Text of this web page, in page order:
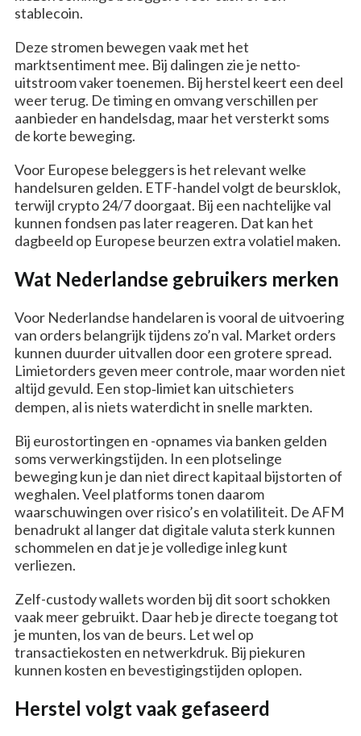
stablecoin.
Deze stromen bewegen vaak met het
marktsentiment mee. Bij dalingen zie je netto-
uitstroom vaker toenemen. Bij herstel keert een deel
weer terug. De timing en omvang verschillen per
aanbieder en handelsdag, maar het versterkt soms
de korte beweging.
Voor Europese beleggers is het relevant welke
handelsuren gelden. ETF-handel volgt de beursklok,
terwijl crypto 24/7 doorgaat. Bij een nachtelijke val
kunnen fondsen pas later reageren. Dat kan het
dagbeeld op Europese beurzen extra volatiel maken.
Wat Nederlandse gebruikers merken
Voor Nederlandse handelaren is vooral de uitvoering
van orders belangrijk tijdens zo’n val. Market orders
kunnen duurder uitvallen door een grotere spread.
Limietorders geven meer controle, maar worden niet
altijd gevuld. Een stop‑limiet kan uitschieters
dempen, al is niets waterdicht in snelle markten.
Bij eurostortingen en -opnames via banken gelden
soms verwerkingstijden. In een plotselinge
beweging kun je dan niet direct kapitaal bijstorten of
weghalen. Veel platforms tonen daarom
waarschuwingen over risico’s en volatiliteit. De AFM
benadrukt al langer dat digitale valuta sterk kunnen
schommelen en dat je je volledige inleg kunt
verliezen.
Zelf-custody wallets worden bij dit soort schokken
vaak meer gebruikt. Daar heb je directe toegang tot
je munten, los van de beurs. Let wel op
transactiekosten en netwerkdruk. Bij piekuren
kunnen kosten en bevestigingstijden oplopen.
Herstel volgt vaak gefaseerd